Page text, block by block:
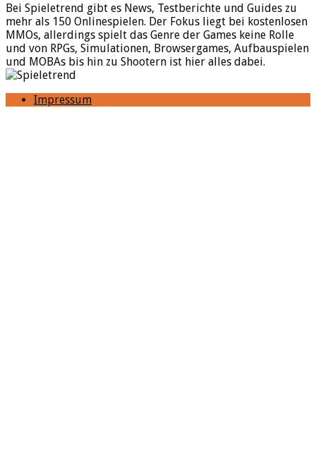
Bei Spieletrend gibt es News, Testberichte und Guides zu
mehr als 150 Onlinespielen. Der Fokus liegt bei kostenlosen
MMOs, allerdings spielt das Genre der Games keine Rolle
und von RPGs, Simulationen, Browsergames, Aufbauspielen
und MOBAs bis hin zu Shootern ist hier alles dabei.
Impressum